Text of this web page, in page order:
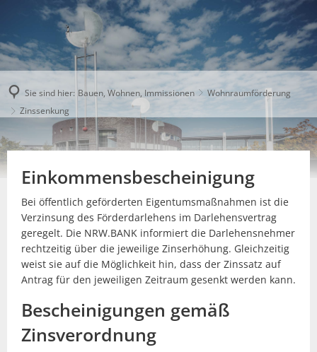
Sie sind hier: Bauen, Wohnen, Immissionen
Wohnraumförderung
Zinssenkung
Einkommensbescheinigung
Bei öffentlich geförderten Eigentumsmaßnahmen ist die
Verzinsung des Förderdarlehens im Darlehensvertrag
geregelt. Die NRW.BANK informiert die Darlehensnehmer
rechtzeitig über die jeweilige Zinserhöhung. Gleichzeitig
weist sie auf die Möglichkeit hin, dass der Zinssatz auf
Antrag für den jeweiligen Zeitraum gesenkt werden kann.
Bescheinigungen gemäß
Zinsverordnung